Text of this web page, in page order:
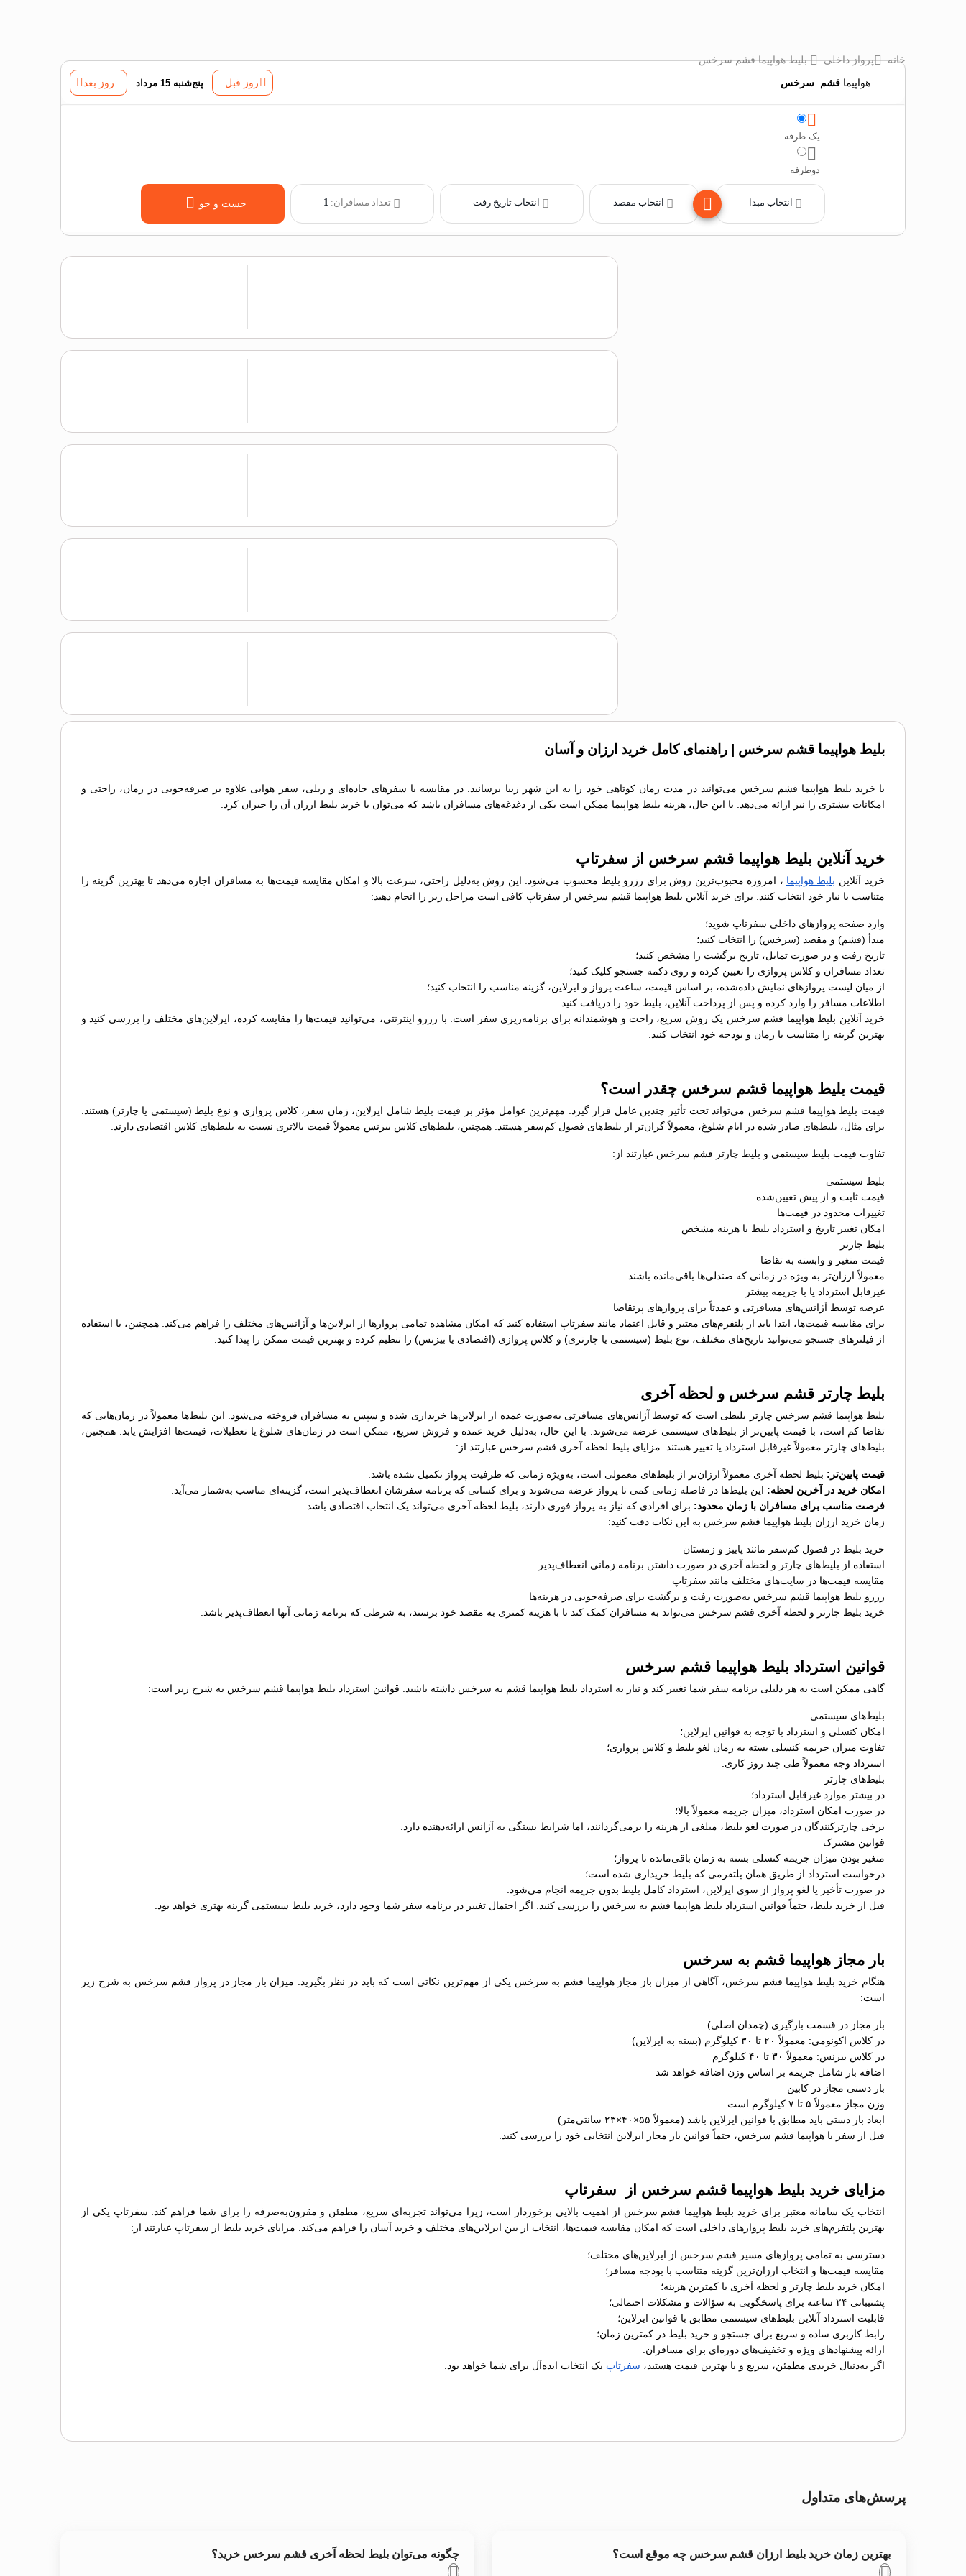
خانه پرواز داخلی
بلیط هواپیما قشم سرخس
هواپیما قشم سرخس روز قبل پنج‌شنبه 15 مرداد روز بعد
یک طرفه
دوطرفه
انتخاب مبدا انتخاب مقصد تعداد مسافران:1 جست و جو
بلیط هواپیما قشم سرخس | راهنمای کامل خرید ارزان و آسان
با خرید بلیط هواپیما قشم سرخس می‌توانید در مدت زمان کوتاهی خود را به این شهر زیبا برسانید. در مقایسه با سفرهای جاده‌ای و ریلی، سفر هوایی علاوه بر صرفه‌جویی در زمان، راحتی و
امکانات بیشتری را نیز ارائه می‌دهد. با این حال، هزینه بلیط هواپیما ممکن است یکی از دغدغه‌های مسافران باشد که می‌توان با خرید بلیط ارزان آن را جبران کرد.
خرید آنلاین بلیط هواپیما قشم سرخس از سفرتاپ
خرید آنلاین بلیط هواپیما ، امروزه محبوب‌ترین روش برای رزرو بلیط محسوب می‌شود. این روش به‌دلیل راحتی، سرعت بالا و امکان مقایسه قیمت‌ها به مسافران اجازه می‌دهد تا بهترین گزینه را
متناسب با نیاز خود انتخاب کنند. برای خرید آنلاین بلیط هواپیما قشم سرخس از سفرتاپ کافی است مراحل زیر را انجام دهید:
وارد صفحه پروازهای داخلی سفرتاپ شوید؛
مبدأ (قشم) و مقصد (سرخس) را انتخاب کنید؛
تاریخ رفت و در صورت تمایل، تاریخ برگشت را مشخص کنید؛
تعداد مسافران و کلاس پروازی را تعیین کرده و روی دکمه جستجو کلیک کنید؛
از میان لیست پروازهای نمایش داده‌شده، بر اساس قیمت، ساعت پرواز و ایرلاین، گزینه مناسب را انتخاب کنید؛
اطلاعات مسافر را وارد کرده و پس از پرداخت آنلاین، بلیط خود را دریافت کنید.
خرید آنلاین بلیط هواپیما قشم سرخس یک روش سریع، راحت و هوشمندانه برای برنامه‌ریزی سفر است. با رزرو اینترنتی، می‌توانید قیمت‌ها را مقایسه کرده، ایرلاین‌های مختلف را بررسی کنید و
بهترین گزینه را متناسب با زمان و بودجه خود انتخاب کنید.
قیمت بلیط هواپیما قشم سرخس چقدر است؟
قیمت بلیط هواپیما قشم سرخس می‌تواند تحت تأثیر چندین عامل قرار گیرد. مهم‌ترین عوامل مؤثر بر قیمت بلیط شامل ایرلاین، زمان سفر، کلاس پروازی و نوع بلیط (سیستمی یا چارتر) هستند.
برای مثال، بلیط‌های صادر شده در ایام شلوغ، معمولاً گران‌تر از بلیط‌های فصول کم‌سفر هستند. همچنین، بلیط‌های کلاس بیزنس معمولاً قیمت بالاتری نسبت به بلیط‌های کلاس اقتصادی دارند.
تفاوت قیمت بلیط سیستمی و بلیط چارتر قشم سرخس عبارتند از:
بلیط سیستمی
قیمت ثابت و از پیش تعیین‌شده
تغییرات محدود در قیمت‌ها
امکان تغییر تاریخ و استرداد بلیط با هزینه مشخص
بلیط چارتر
قیمت متغیر و وابسته به تقاضا
معمولاً ارزان‌تر به ویژه در زمانی که صندلی‌ها باقی‌مانده باشند
غیرقابل استرداد یا با جریمه بیشتر
عرضه توسط آژانس‌های مسافرتی و عمدتاً برای پروازهای پرتقاضا
برای مقایسه قیمت‌ها، ابتدا باید از پلتفرم‌های معتبر و قابل اعتماد مانند سفرتاپ استفاده کنید که امکان مشاهده تمامی پروازها از ایرلاین‌ها و آژانس‌های مختلف را فراهم می‌کند. همچنین، با استفاده
از فیلترهای جستجو می‌توانید تاریخ‌های مختلف، نوع بلیط (سیستمی یا چارتری) و کلاس پروازی (اقتصادی یا بیزنس) را تنظیم کرده و بهترین قیمت ممکن را پیدا کنید.
بلیط چارتر قشم سرخس و لحظه آخری
بلیط هواپیما قشم سرخس چارتر بلیطی است که توسط آژانس‌های مسافرتی به‌صورت عمده از ایرلاین‌ها خریداری شده و سپس به مسافران فروخته می‌شود. این بلیط‌ها معمولاً در زمان‌هایی که
تقاضا کم است، با قیمت پایین‌تر از بلیط‌های سیستمی عرضه می‌شوند. با این حال، به‌دلیل خرید عمده و فروش سریع، ممکن است در زمان‌های شلوغ یا تعطیلات، قیمت‌ها افزایش یابد. همچنین،
بلیط‌های چارتر معمولاً غیرقابل استرداد یا تغییر هستند. مزایای بلیط لحظه آخری قشم سرخس عبارتند از:
قیمت پایین‌تر: بلیط لحظه آخری معمولاً ارزان‌تر از بلیط‌های معمولی است، به‌ویژه زمانی که ظرفیت پرواز تکمیل نشده باشد.
امکان خرید در آخرین لحظه: این بلیط‌ها در فاصله زمانی کمی تا پرواز عرضه می‌شوند و برای کسانی که برنامه سفرشان انعطاف‌پذیر است، گزینه‌ای مناسب به‌شمار می‌آید.
فرصت مناسب برای مسافران با زمان محدود: برای افرادی که نیاز به پرواز فوری دارند، بلیط لحظه آخری می‌تواند یک انتخاب اقتصادی باشد.
زمان خرید ارزان بلیط هواپیما قشم سرخس به این نکات دقت کنید:
خرید بلیط در فصول کم‌سفر مانند پاییز و زمستان
استفاده از بلیط‌های چارتر و لحظه آخری در صورت داشتن برنامه زمانی انعطاف‌پذیر
مقایسه قیمت‌ها در سایت‌های مختلف مانند سفرتاپ
رزرو بلیط هواپیما قشم سرخس به‌صورت رفت و برگشت برای صرفه‌جویی در هزینه‌ها
خرید بلیط چارتر و لحظه آخری قشم سرخس می‌تواند به مسافران کمک کند تا با هزینه کمتری به مقصد خود برسند، به شرطی که برنامه زمانی آنها انعطاف‌پذیر باشد.
قوانین استرداد بلیط هواپیما قشم سرخس
گاهی ممکن است به هر دلیلی برنامه سفر شما تغییر کند و نیاز به استرداد بلیط هواپیما قشم به سرخس داشته باشید. قوانین استرداد بلیط هواپیما قشم سرخس به شرح زیر است:
بلیط‌های سیستمی
امکان کنسلی و استرداد با توجه به قوانین ایرلاین؛
تفاوت میزان جریمه کنسلی بسته به زمان لغو بلیط و کلاس پروازی؛
استرداد وجه معمولاً طی چند روز کاری.
بلیط‌های چارتر
در بیشتر موارد غیرقابل استرداد؛
در صورت امکان استرداد، میزان جریمه معمولاً بالا؛
برخی چارترکنندگان در صورت لغو بلیط، مبلغی از هزینه را برمی‌گردانند، اما شرایط بستگی به آژانس ارائه‌دهنده دارد.
قوانین مشترک
متغیر بودن میزان جریمه کنسلی بسته به زمان باقی‌مانده تا پرواز؛
درخواست استرداد از طریق همان پلتفرمی که بلیط خریداری شده است؛
در صورت تأخیر یا لغو پرواز از سوی ایرلاین، استرداد کامل بلیط بدون جریمه انجام می‌شود.
قبل از خرید بلیط، حتماً قوانین استرداد بلیط هواپیما قشم به سرخس را بررسی کنید. اگر احتمال تغییر در برنامه سفر شما وجود دارد، خرید بلیط سیستمی گزینه بهتری خواهد بود.
بار مجاز هواپیما قشم به سرخس
هنگام خرید بلیط هواپیما قشم سرخس، آگاهی از میزان باز مجاز هواپیما قشم به سرخس یکی از مهم‌ترین نکاتی است که باید در نظر بگیرید. میزان بار مجاز در پرواز قشم سرخس به شرح زیر
است:
بار مجاز در قسمت بارگیری (چمدان اصلی)
در کلاس اکونومی: معمولاً ۲۰ تا ۳۰ کیلوگرم (بسته به ایرلاین)
در کلاس بیزنس: معمولاً ۳۰ تا ۴۰ کیلوگرم
اضافه بار شامل جریمه بر اساس وزن اضافه خواهد شد
بار دستی مجاز در کابین
وزن مجاز معمولاً ۵ تا ۷ کیلوگرم است
ابعاد بار دستی باید مطابق با قوانین ایرلاین باشد (معمولاً ۵۵×۴۰×۲۳ سانتی‌متر)
قبل از سفر با هواپیما قشم سرخس، حتماً قوانین بار مجاز ایرلاین انتخابی خود را بررسی کنید.
مزایای خرید بلیط هواپیما قشم سرخس از سفرتاپ
انتخاب یک سامانه معتبر برای خرید بلیط هواپیما قشم سرخس از اهمیت بالایی برخوردار است، زیرا می‌تواند تجربه‌ای سریع، مطمئن و مقرون‌به‌صرفه را برای شما فراهم کند. سفرتاپ یکی از
بهترین پلتفرم‌های خرید بلیط پروازهای داخلی است که امکان مقایسه قیمت‌ها، انتخاب از بین ایرلاین‌های مختلف و خرید آسان را فراهم می‌کند. مزایای خرید بلیط از سفرتاپ عبارتند از:
دسترسی به تمامی پروازهای مسیر قشم سرخس از ایرلاین‌های مختلف؛
مقایسه قیمت‌ها و انتخاب ارزان‌ترین گزینه متناسب با بودجه مسافر؛
امکان خرید بلیط چارتر و لحظه آخری با کمترین هزینه؛
پشتیبانی ۲۴ ساعته برای پاسخگویی به سؤالات و مشکلات احتمالی؛
قابلیت استرداد آنلاین بلیط‌های سیستمی مطابق با قوانین ایرلاین؛
رابط کاربری ساده و سریع برای جستجو و خرید بلیط در کمترین زمان؛
ارائه پیشنهادهای ویژه و تخفیف‌های دوره‌ای برای مسافران.
اگر به‌دنبال خریدی مطمئن، سریع و با بهترین قیمت هستید، سفرتاپ یک انتخاب ایده‌آل برای شما خواهد بود.
پرسش‌های متداول
بهترین زمان خرید بلیط ارزان قشم سرخس چه موقع است؟ چگونه می‌توان بلیط لحظه آخری قشم سرخس خرید؟